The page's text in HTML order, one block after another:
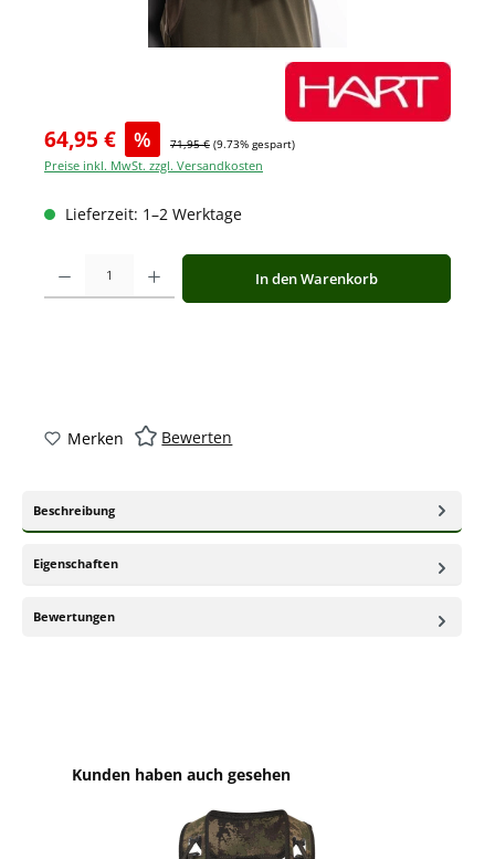
64,95 € % 71,95 € (9.73% gespart)
Preise inkl. MwSt. zzgl. Versandkosten
Lieferzeit: 1–2 Werktage
Produkt Anzahl: Gib den gewünschten Wert ein oder benutze die
In den Warenkorb
Merken Bewerten
Beschreibung
Eigenschaften
Bewertungen
Produktgalerie überspringen
Kunden haben auch gesehen